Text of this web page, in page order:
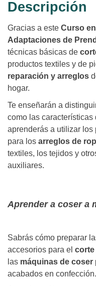
Descripción
Gracias a este Curso
Adaptaciones de
técnicas básicas de
productos textiles y de
reparación y arreglos
hogar.
Te enseñarán a
como las características
aprenderás a utilizar los
para los arreglos de
textiles, los tejidos y
auxiliares.
Aprender a coser a
Sabrás cómo preparar
accesorios para el corte
las máquinas de coser
acabados en confección.